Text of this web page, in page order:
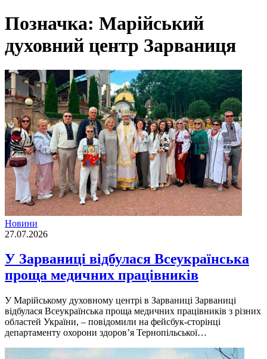
Позначка: Марійський
духовний центр Зарваниця
Новини
27.07.2026
У Зарваниці відбулася Всеукраїнська
проща медичних працівників
У Марійському духовному центрі в Зарваниці Зарваниці
відбулася Всеукраїнська проща медичних працівників з різних
областей України, – повідомили на фейсбук-сторінці
департаменту охорони здоров’я Тернопільської…